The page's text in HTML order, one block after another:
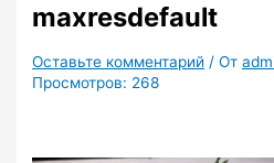
maxresdefault
Оставьте комментарий / От
Просмотров: 268